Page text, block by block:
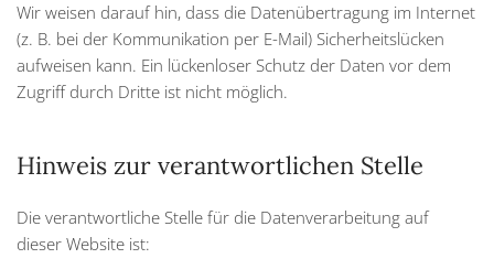
Wir weisen darauf hin, dass die Datenübertragung im Internet
(z. B. bei der Kommunikation per E-Mail) Sicherheitslücken
aufweisen kann. Ein lückenloser Schutz der Daten vor dem
Zugriff durch Dritte ist nicht möglich.
Hinweis zur verantwortlichen Stelle
Die verantwortliche Stelle für die Datenverarbeitung auf
dieser Website ist: